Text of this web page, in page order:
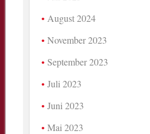
August 2024
November 2023
September 2023
Juli 2023
Juni 2023
Mai 2023